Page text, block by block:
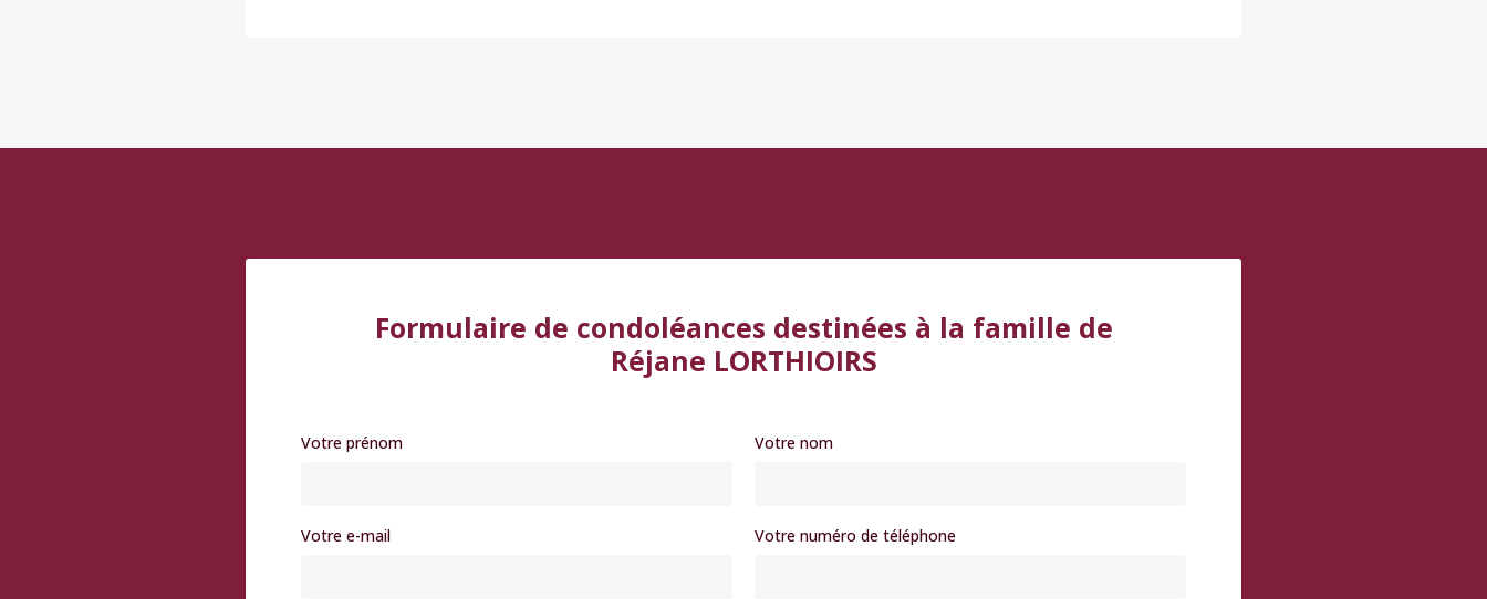
Formulaire de condoléances destinées à la famille de
Réjane LORTHIOIRS
Votre prénom Votre nom
Votre e-mail Votre numéro de téléphone